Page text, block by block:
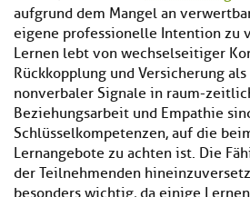
aufgrund dem Mangel an
eigene professionelle Intention zu
Lernen lebt von wechselseitiger
Rückkopplung und Versicherung
nonverbaler Signale in raum-
Beziehungsarbeit und Empathie
Schlüsselkompetenzen, auf die
Lernangebote zu achten ist. Die
der Teilnehmenden